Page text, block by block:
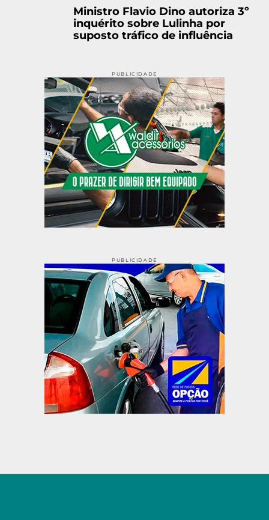
Ministro Flavio Dino autoriza 3º
inquérito sobre Lulinha por
suposto tráfico de influência
PUBLICIDADE
PUBLICIDADE